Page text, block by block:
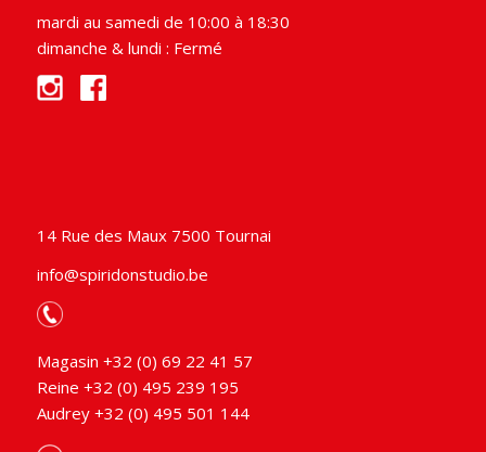
mardi au samedi de 10:00 à 18:30
dimanche & lundi : Fermé
14 Rue des Maux 7500 Tournai
info@spiridonstudio.be
Magasin +32 (0) 69 22 41 57
Reine +32 (0) 495 239 195
Audrey +32 (0) 495 501 144